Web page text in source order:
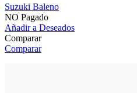
Suzuki Baleno
NO Pagado
Añadir a Deseados
Comparar
Comparar